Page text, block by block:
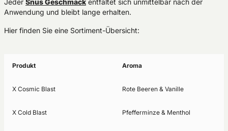
Anwendung und bleibt lange erhalten.
Hier finden Sie eine Sortiment-Übersicht:
Produkt Aroma
X Cosmic Blast Rote Beeren & Vanille
X Cold Blast Pfefferminze & Menthol